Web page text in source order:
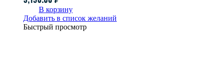
В корзину
Добавить в список желаний
Быстрый просмотр